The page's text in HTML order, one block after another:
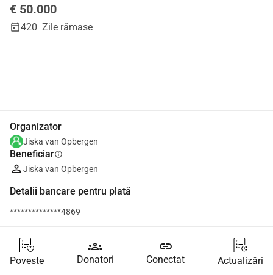
€ 50.000
420 Zile rămase
Organizator
Jiska van Opbergen
Beneficiarinfo
Jiska van Opbergen
Detalii bancare pentru plată
**************4869
Poveste
groups
Donatori
link
Conectat Actualizări